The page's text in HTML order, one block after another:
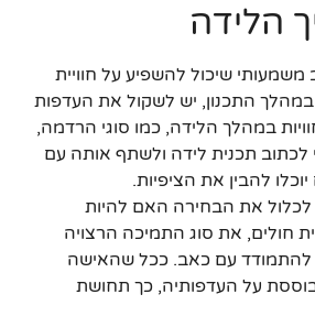
הלידה
שיכול להשפיע על חוויית
התכנון, יש לשקול את העדפות
במהלך הלידה, כמו סוגי הרדמה,
לכתוב תכנית לידה ולשתף אותה עם
להבין את הציפיות.
לכלול את הבחירה האם להיות
חולים, את סוג התמיכה הרצויה
להתמודד עם כאב. ככל שהאישה
על העדפותיה, כך תחושת